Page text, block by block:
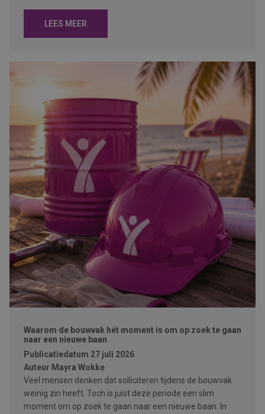
LEES MEER
Waarom de bouwvak hét moment is om op zoek te gaan
naar een nieuwe baan
Publicatiedatum 27 juli 2026
Auteur Mayra Wokke
Veel mensen denken dat solliciteren tijdens de bouwvak
weinig zin heeft. Toch is juist deze periode een slim
moment om op zoek te gaan naar een nieuwe baan. In